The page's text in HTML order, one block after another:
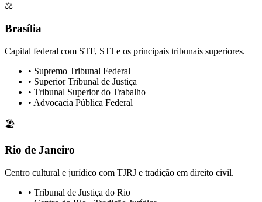
⚖️
Brasília
Capital federal com STF, STJ e os principais tribunais superiores.
• Supremo Tribunal Federal
• Superior Tribunal de Justiça
• Tribunal Superior do Trabalho
• Advocacia Pública Federal
🏖️
Rio de Janeiro
Centro cultural e jurídico com TJRJ e tradição em direito civil.
• Tribunal de Justiça do Rio